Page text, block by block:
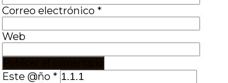
Correo electrónico *
Web
Este @ño *